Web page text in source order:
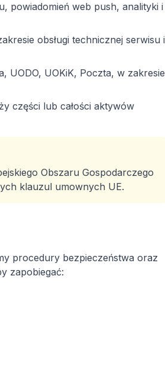
powiadomień web push, analityki i
obsługi technicznej serwisu i
UODO, UOKiK, Poczta, w zakresie
części lub całości aktywów
Obszaru Gospodarczego
klauzul umownych UE.
procedury bezpieczeństwa oraz
zapobiegać: